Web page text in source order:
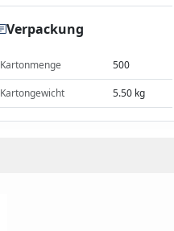
Verpackung
Kartonmenge 500
Kartongewicht 5.50 kg